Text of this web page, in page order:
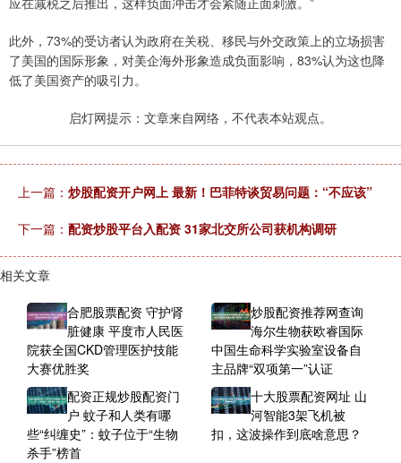
此外，73%的受访者认为政府在关税、移民与外交政策上的立场损害
了美国的国际形象，对美企海外形象造成负面影响，83%认为这也降
低了美国资产的吸引力。
启灯网提示：文章来自网络，不代表本站观点。
上一篇： 炒股配资开户网上 最新！巴菲特谈贸易问题：“不应该”
下一篇： 配资炒股平台入配资 31家北交所公司获机构调研
相关文章
合肥股票配资 守护肾
脏健康 平度市人民医
院获全国CKD管理医护技能
大赛优胜奖
炒股配资推荐网查询
海尔生物获欧睿国际
中国生命科学实验室设备自
主品牌“双项第一”认证
配资正规炒股配资门
户 蚊子和人类有哪
些“纠缠史”：蚊子位于“生物
杀手”榜首
十大股票配资网址 山
河智能3架飞机被
扣，这波操作到底啥意思？